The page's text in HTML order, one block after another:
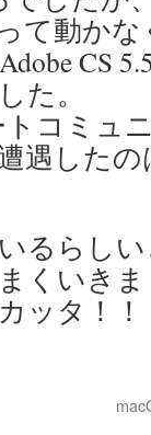
て動か
CS
た。
コミュ
遇した
るらし
くいき
ッタ！！